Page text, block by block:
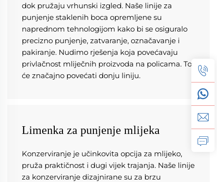
dok pružaju vrhunski izgled. Naše linije za
punjenje staklenih boca opremljene su
naprednom tehnologijom kako bi se osiguralo
precizno punjenje, zatvaranje, označavanje i
pakiranje. Nudimo rješenja koja povećavaju
privlačnost mliječnih proizvoda na policama. To
će značajno povećati donju liniju.
Limenka za punjenje mlijeka
Konzerviranje je učinkovita opcija za mlijeko,
pruža praktičnost i dugi vijek trajanja. Naše linije
za konzerviranje dizajnirane su za brzu